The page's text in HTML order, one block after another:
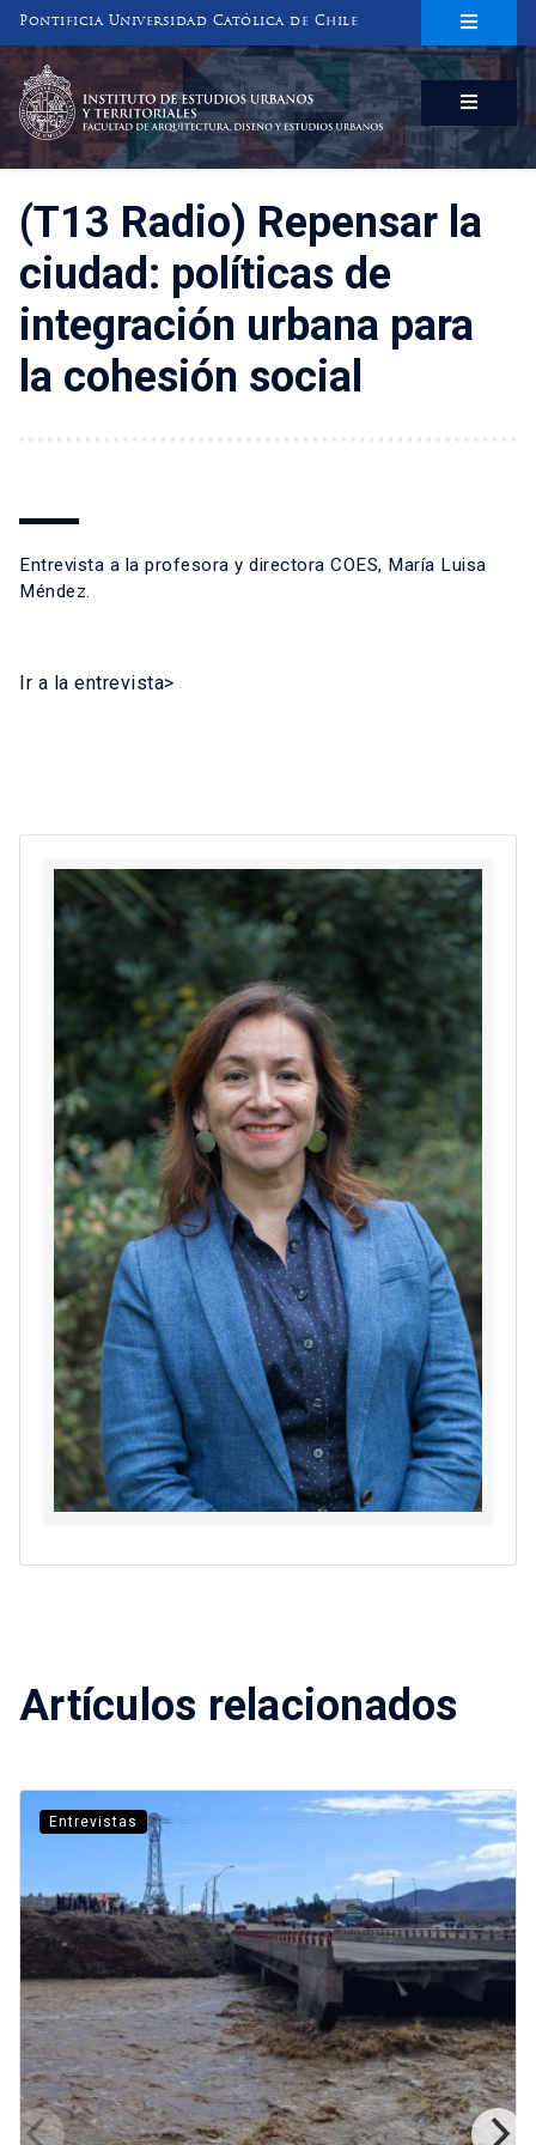
Pontificia Universidad Católica de Chile
INSTITUTO DE ESTUDIOS URBANOS
Y TERRITORIALES
FACULTAD DE ARQUITECTURA, DISEÑO Y ESTUDIOS URBANOS
(T13 Radio) Repensar la
ciudad: políticas de
integración urbana para
la cohesión social
Entrevista a la profesora y directora COES, María Luisa
Méndez.
Ir a la entrevista>
Artículos relacionados
Entrevistas